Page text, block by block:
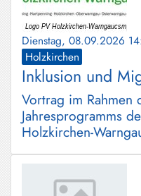
Dienstag, 08.09.2026
Holzkirchen
Inklusion und
Vortrag im Rahmen
Jahresprogramms
Holzkirchen-